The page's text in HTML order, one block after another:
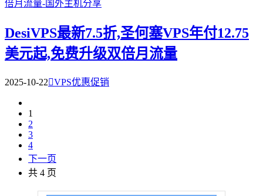
DesiVPS最新7.5折,圣何塞VPS年付12.75
美元起,免费升级双倍月流量
2025-10-22VPS优惠促销
1
2
3
4
下一页
共 4 页